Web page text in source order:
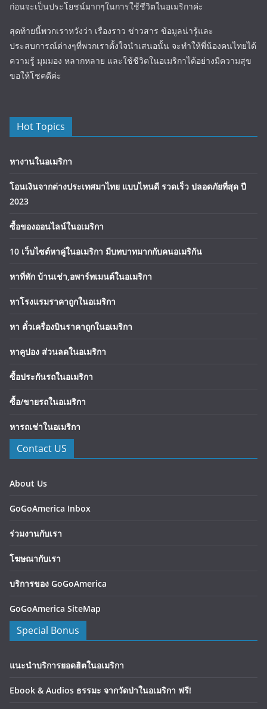
ก่อนจะเป็นประโยชน์มากๆในการใช้ชีวิตในอเมริกาค่ะ
สุดท้ายนี้พวกเราหวังว่า เรื่องราว ข่าวสาร ข้อมูลน่ารู้และ
ประสบการณ์ต่างๆที่พวกเราตั้งใจนำเสนอนั้น จะทำให้พี่น้องคนไทยได้
ความรู้ มุมมอง หลากหลาย และใช้ชีวิตในอเมริกาได้อย่างมีความสุข
ขอให้โชคดีค่ะ
Hot Topics
หางานในอเมริกา
โอนเงินจากต่างประเทศมาไทย แบบไหนดี รวดเร็ว ปลอดภัยที่สุด ปี
2023
ซื้อของออนไลน์ในอเมริกา
10 เว็บไซต์หาคู่ในอเมริกา มีบทบาทมากกับคนอเมริกัน
หาที่พัก บ้านเช่า,อพาร์ทเมนต์ในอเมริกา
หาโรงแรมราคาถูกในอเมริกา
หา ตั๋วเครื่องบินราคาถูกในอเมริกา
หาคูปอง ส่วนลดในอเมริกา
ซื้อประกันรถในอเมริกา
ซื้อ/ขายรถในอเมริกา
หารถเช่าในอเมริกา
Contact US
About Us
GoGoAmerica Inbox
ร่วมงานกับเรา
โฆษณากับเรา
บริการของ GoGoAmerica
GoGoAmerica SiteMap
Special Bonus
แนะนำบริการยอดฮิตในอเมริกา
Ebook & Audios ธรรมะ จากวัดป่าในอเมริกา ฟรี!